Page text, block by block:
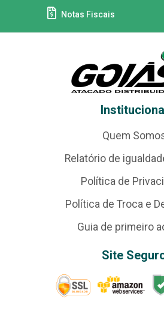
Notas Fiscais
Quem
Relatório de
Política de
Política de Troca e
Guia de primeiro
Site